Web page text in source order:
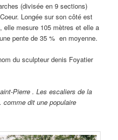
(divisée en 9 sections)
Longée sur son côté est
elle mesure 105 mètres et elle a
pente de 35 % en moyenne.
du sculpteur denis Foyatier
Pierre . Les escaliers de la
dit une populaire